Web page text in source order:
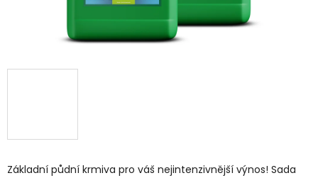
Základní půdní krmiva pro váš nejintenzivnější výnos! Sada